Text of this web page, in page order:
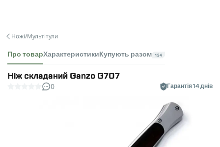
Ножі/Мультітули
Про товарХарактеристики Купують разом 154
Ніж складаний Ganzo G707
0 Гарантія 14 днів